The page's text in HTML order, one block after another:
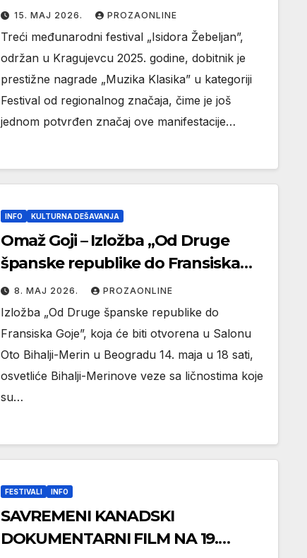
manifestaciju od regionalnog
značaja
15. МАЈ 2026. PROZAONLINE
Treći međunarodni festival „Isidora Žebeljan”,
održan u Kragujevcu 2025. godine, dobitnik je
prestižne nagrade „Muzika Klasika” u kategoriji
Festival od regionalnog značaja, čime je još
jednom potvrđen značaj ove manifestacije…
INFO KULTURNA DEŠAVANJA
Omaž Goji – Izložba „Od Druge
španske republike do Fransiska
Goje” u Salonu Oto Bihalji-Merin u
Beogradu od 14. maja
8. МАЈ 2026. PROZAONLINE
Izložba „Od Druge španske republike do
Fransiska Goje”, koja će biti otvorena u Salonu
Oto Bihalji-Merin u Beogradu 14. maja u 18 sati,
osvetliće Bihalji-Merinove veze sa ličnostima koje
su…
FESTIVALI INFO
SAVREMENI KANADSKI
DOKUMENTARNI FILM NA 19.